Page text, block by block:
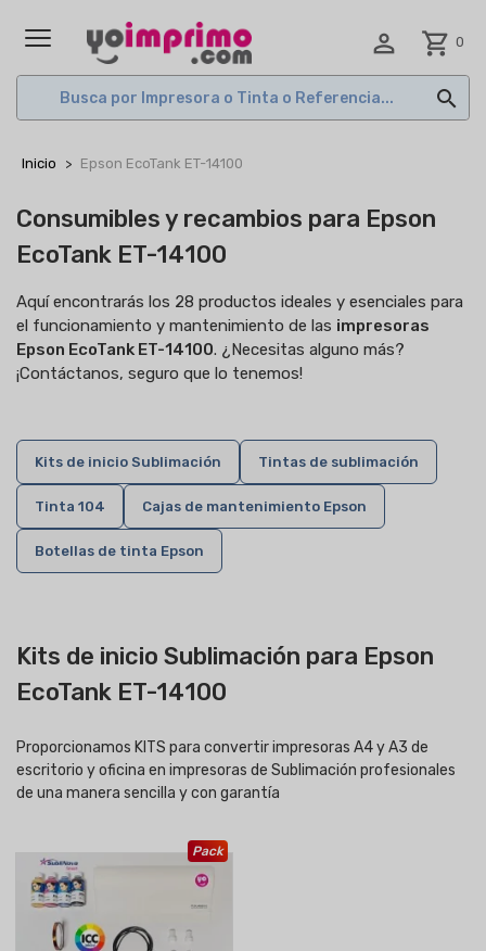
 shopping_cart 0

Inicio Epson EcoTank ET-14100
Consumibles y recambios para Epson
EcoTank ET-14100
Aquí encontrarás los 28 productos ideales y esenciales para
el funcionamiento y mantenimiento de las impresoras
Epson EcoTank ET-14100. ¿Necesitas alguno más?
¡Contáctanos, seguro que lo tenemos!
Kits de inicio Sublimación Tintas de sublimación
Tinta 104 Cajas de mantenimiento Epson
Botellas de tinta Epson
Kits de inicio Sublimación para Epson
EcoTank ET-14100
Proporcionamos KITS para convertir impresoras A4 y A3 de
escritorio y oficina en impresoras de Sublimación profesionales
de una manera sencilla y con garantía
Pack